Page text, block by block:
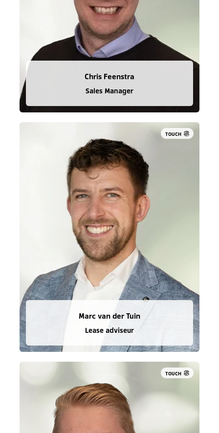
Chris Feenstra
Sales Manager
TOUCH
Marc van der Tuin
Lease adviseur
TOUCH